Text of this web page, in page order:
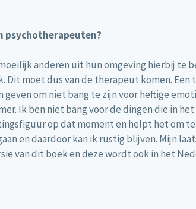
psychotherapeuten?
anderen uit hun omgeving hierbij
Dit moet dus van de therapeut komen.
om niet bang te zijn voor heftige
Ik ben niet bang voor de dingen die in
op dat moment en helpt het om te
en daardoor kan ik rustig blijven. Mijn
van dit boek en deze wordt ook in het